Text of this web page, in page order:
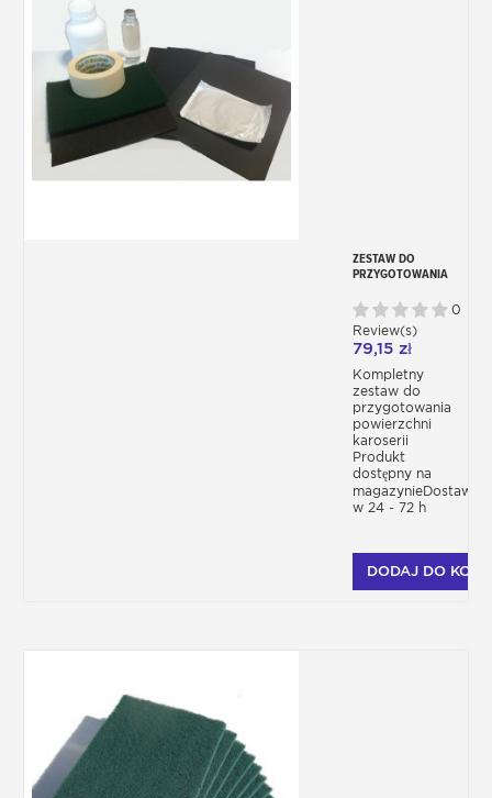
ZESTAW DO
PRZYGOTOWANIA
MALOWANIEM
0
Review(s)
79,15 zł
Kompletny
zestaw do
przygotowania
powierzchni
karoserii
Produkt
dostępny na
magazynieDostawa
w 24 - 72 h
DODAJ DO